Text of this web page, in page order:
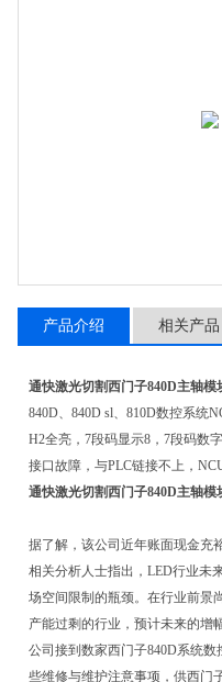
产品介绍 相关产品
通快激光切割西门子840D主轴模
840D、840D sl、810D数控系统
H2全亮，7段码显示8，7段码数
接口故障，与PLC链接不上，
通快激光切割西门子840D主轴模
据了解，该公司近年账面现金充
相关分析人士指出，LED行业未
场空间限制的瓶颈。在行业前景
产能过剩的行业，预计未来的增
公司接到数家西门子840D系统
些维修与维护注意事项，供西门